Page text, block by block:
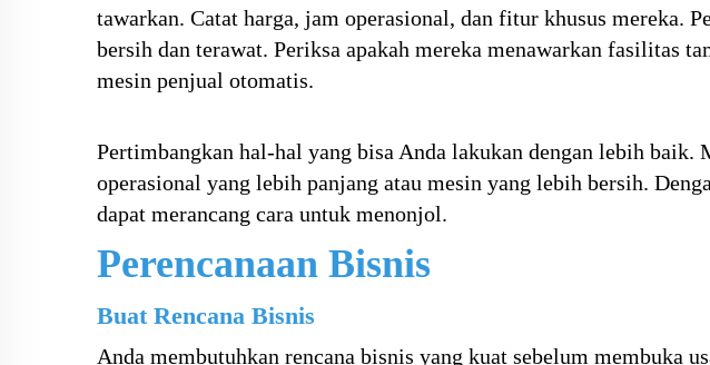
tawarkan. Catat harga, jam operasional, dan fitur khusus mereka.
bersih dan terawat. Periksa apakah mereka menawarkan fasilitas
mesin penjual otomatis.
Pertimbangkan hal-hal yang bisa Anda lakukan dengan lebih baik.
operasional yang lebih panjang atau mesin yang lebih bersih.
dapat merancang cara untuk menonjol.
Perencanaan Bisnis
Buat Rencana Bisnis
Anda membutuhkan rencana bisnis yang kuat sebelum membuka